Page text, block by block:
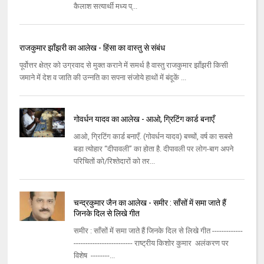
कैलाश सत्यार्थी मध्य प्...
राजकुमार झाँझरी का आलेख - हिंसा का वास्तु से संबंध
पूर्वोत्तर क्षेत्र को उग्रवाद से मुक्त कराने में समर्थ है वास्तु राजकुमार झाँझरी किसी
जमाने में देश व जाति की उन्नति का सपना संजोये हाथों में बंदूकें ...
गोवर्धन यादव का आलेख - आओ, ग्रिटिंग कार्ड बनाएँ
आओ, ग्रिटिंग कार्ड बनाएँ. (गोवर्धन यादव) बच्चों, वर्ष का सबसे
बडा त्योहार “दीपावली” का होता है. दीपावली पर लोग-बाग अपने
परिचितों को/रिश्तेदारों को तर...
चन्द्रकुमार जैन का आलेख - समीर : साँसों में समा जाते हैं
जिनके दिल से लिखे गीत
समीर : साँसों में समा जाते हैं जिनके दिल से लिखे गीत -------------
------------------------- राष्ट्रीय किशोर कुमार अलंकरण पर
विशेष --------...